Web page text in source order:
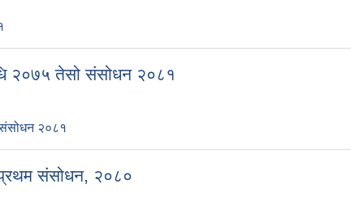
२०७५ तेसो संसोधन २०८१
संसोधन २०८१
प्रथम संसोधन, २०८०